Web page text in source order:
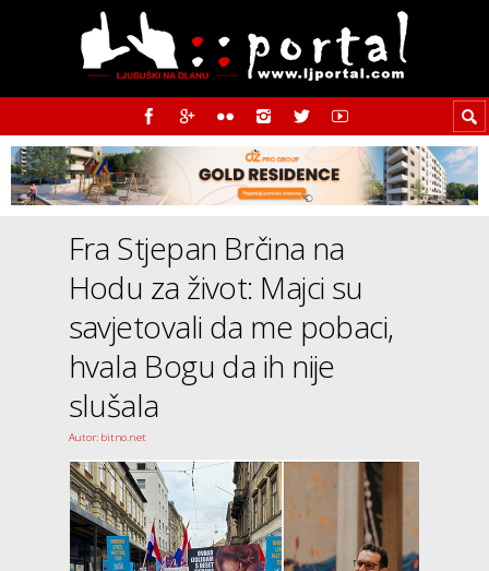
Fra Stjepan Brčina na
Hodu za život: Majci su
savjetovali da me pobaci,
hvala Bogu da ih nije
slušala
Autor: bitno.net